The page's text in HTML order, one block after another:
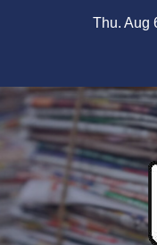
Thu. Aug